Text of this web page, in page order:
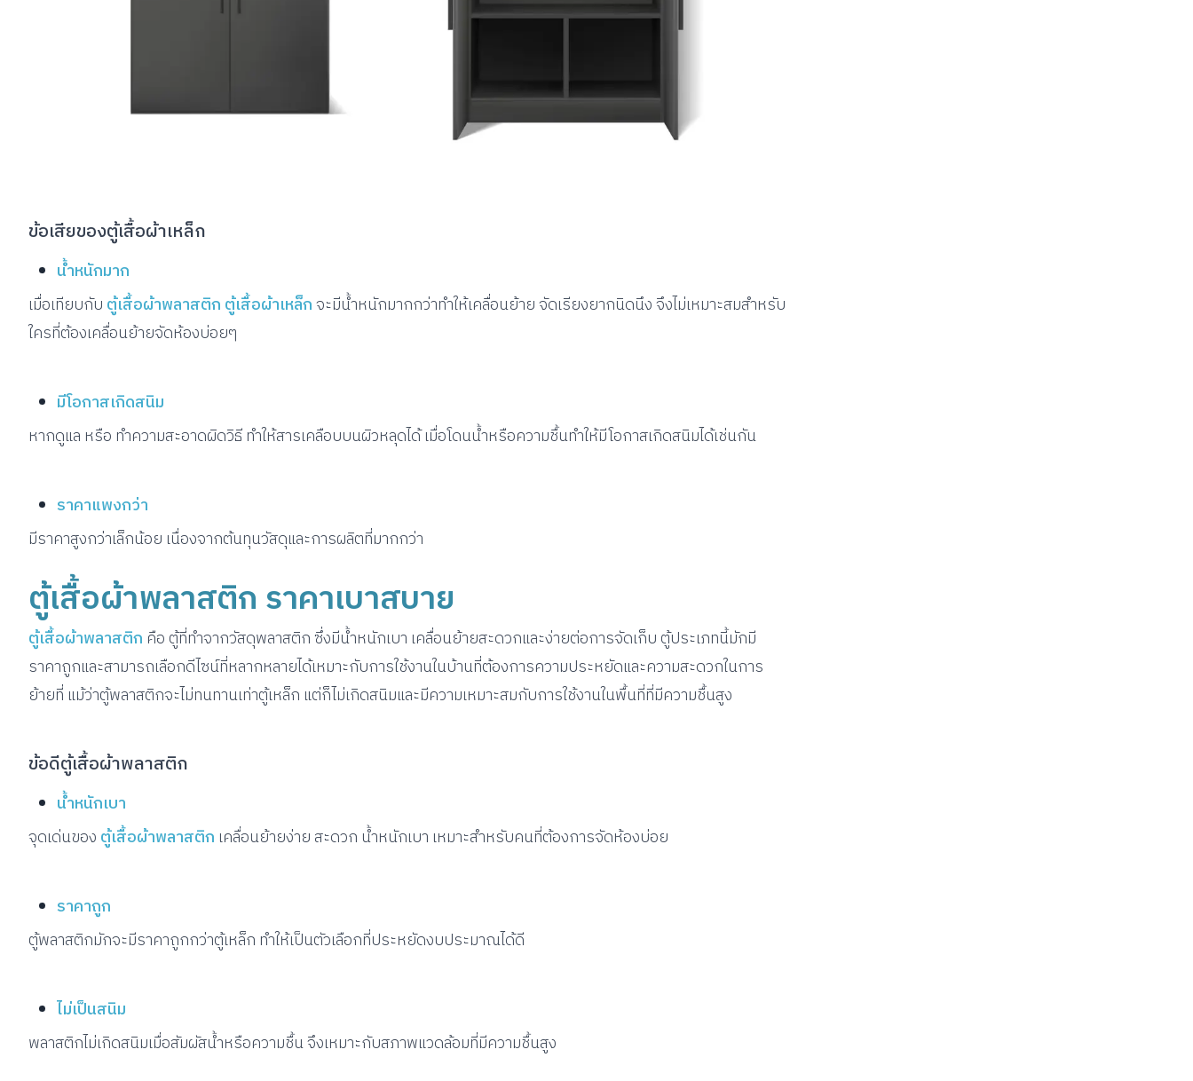
ข้อเสียของตู้เสื้อผ้าเหล็ก
น้ำหนักมาก
เมื่อเทียบกับ ตู้เสื้อผ้าพลาสติก ตู้เสื้อผ้าเหล็กจะมีน้ำหนักมากกว่าทำให้เคลื่อนย้าย จัดเรียงยากนิดนึง จึงไม่เหมาะสมสำหรับ
ใครที่ต้องเคลื่อนย้ายจัดห้องบ่อยๆ
มีโอกาสเกิดสนิม
หากดูแล หรือ ทำความสะอาดผิดวิธี ทำให้สารเคลือบบนผิวหลุดได้ เมื่อโดนน้ำหรือความชื้นทำให้มีโอกาสเกิดสนิมได้เช่นกัน
ราคาแพงกว่า
มีราคาสูงกว่าเล็กน้อย เนื่องจากต้นทุนวัสดุและการผลิตที่มากกว่า
ตู้เสื้อผ้าพลาสติก ราคาเบาสบาย
ตู้เสื้อผ้าพลาสติก คือ ตู้ที่ทำจากวัสดุพลาสติก ซึ่งมีน้ำหนักเบา เคลื่อนย้ายสะดวกและง่ายต่อการจัดเก็บ ตู้ประเภทนี้มักมี
ราคาถูกและสามารถเลือกดีไซน์ที่หลากหลายได้เหมาะกับการใช้งานในบ้านที่ต้องการความประหยัดและความสะดวกในการ
ย้ายที่ แม้ว่าตู้พลาสติกจะไม่ทนทานเท่าตู้เหล็ก แต่ก็ไม่เกิดสนิมและมีความเหมาะสมกับการใช้งานในพื้นที่ที่มีความชื้นสูง
ข้อดีตู้เสื้อผ้าพลาสติก
น้ำหนักเบา
จุดเด่นของ ตู้เสื้อผ้าพลาสติก เคลื่อนย้ายง่าย สะดวก น้ำหนักเบา เหมาะสำหรับคนที่ต้องการจัดห้องบ่อย
ราคาถูก
ตู้พลาสติกมักจะมีราคาถูกกว่าตู้เหล็ก ทำให้เป็นตัวเลือกที่ประหยัดงบประมาณได้ดี
ไม่เป็นสนิม
พลาสติกไม่เกิดสนิมเมื่อสัมผัสน้ำหรือความชื้น จึงเหมาะกับสภาพแวดล้อมที่มีความชื้นสูง